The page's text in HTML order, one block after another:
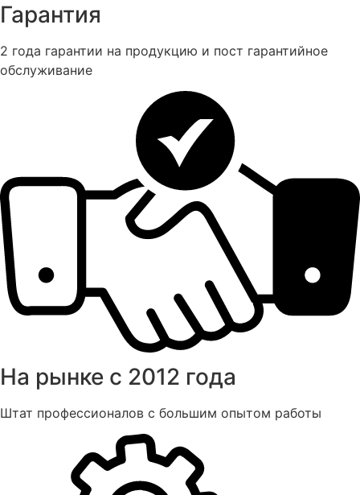
Гарантия
2 года гарантии на продукцию и пост гарантийное
обслуживание
На рынке с 2012 года
Штат профессионалов с большим опытом работы